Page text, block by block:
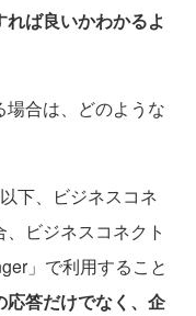
ば良いかわかるよ
合は、どのような
以下、ビジネスコネ
ビジネスコネクト
」で利用すること
応答だけでなく、企